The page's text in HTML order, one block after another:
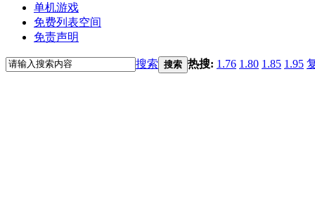
单机游戏
免费列表空间
免责声明
搜索 搜索 热搜: 1.76 1.80 1.85 1.95